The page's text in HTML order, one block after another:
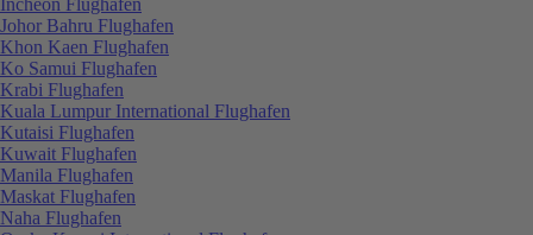
Johor Bahru Flughafen
Khon Kaen Flughafen
Ko Samui Flughafen
Krabi Flughafen
Kuala Lumpur International Flughafen
Kutaisi Flughafen
Kuwait Flughafen
Manila Flughafen
Maskat Flughafen
Naha Flughafen